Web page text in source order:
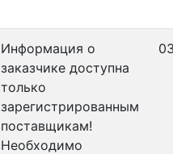
Информация о
заказчике доступна
только
зарегистрированным
поставщикам!
Необходимо